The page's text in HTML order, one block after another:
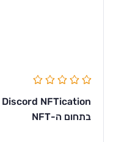
בתחום ה-NFT